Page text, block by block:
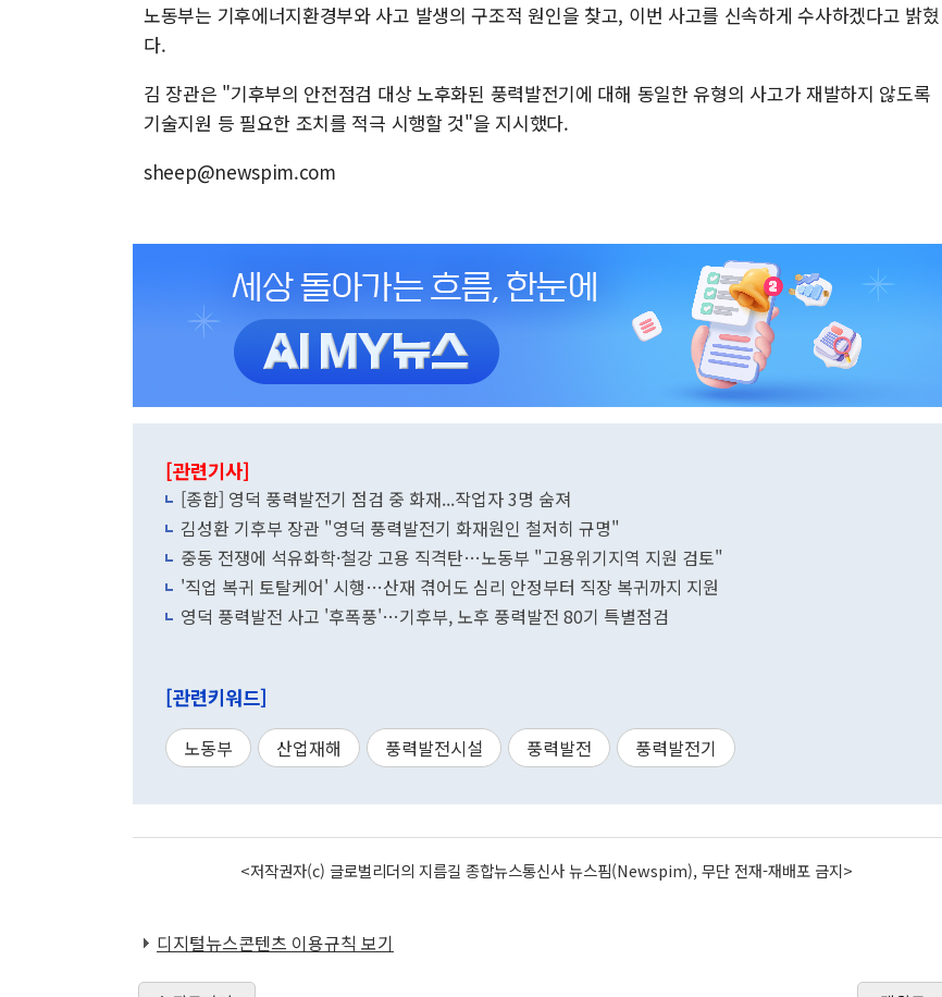
노동부는 기후에너지환경부와 사고 발생의 구조적 원인을 찾고, 이번 사고를 신속하게 수사하겠다고 밝혔
다.
김 장관은 "기후부의 안전점검 대상 노후화된 풍력발전기에 대해 동일한 유형의 사고가 재발하지 않도록
기술지원 등 필요한 조치를 적극 시행할 것"을 지시했다.
sheep@newspim.com
[관련기사]
[종합] 영덕 풍력발전기 점검 중 화재...작업자 3명 숨져
김성환 기후부 장관 "영덕 풍력발전기 화재원인 철저히 규명"
중동 전쟁에 석유화학·철강 고용 직격탄…노동부 "고용위기지역 지원 검토"
'직업 복귀 토탈케어' 시행…산재 겪어도 심리 안정부터 직장 복귀까지 지원
영덕 풍력발전 사고 '후폭풍'…기후부, 노후 풍력발전 80기 특별점검
[관련키워드]
노동부 산업재해 풍력발전시설 풍력발전 풍력발전기
<저작권자(c) 글로벌리더의 지름길 종합뉴스통신사 뉴스핌(Newspim), 무단 전재-재배포 금지>
디지털뉴스콘텐츠 이용규칙 보기